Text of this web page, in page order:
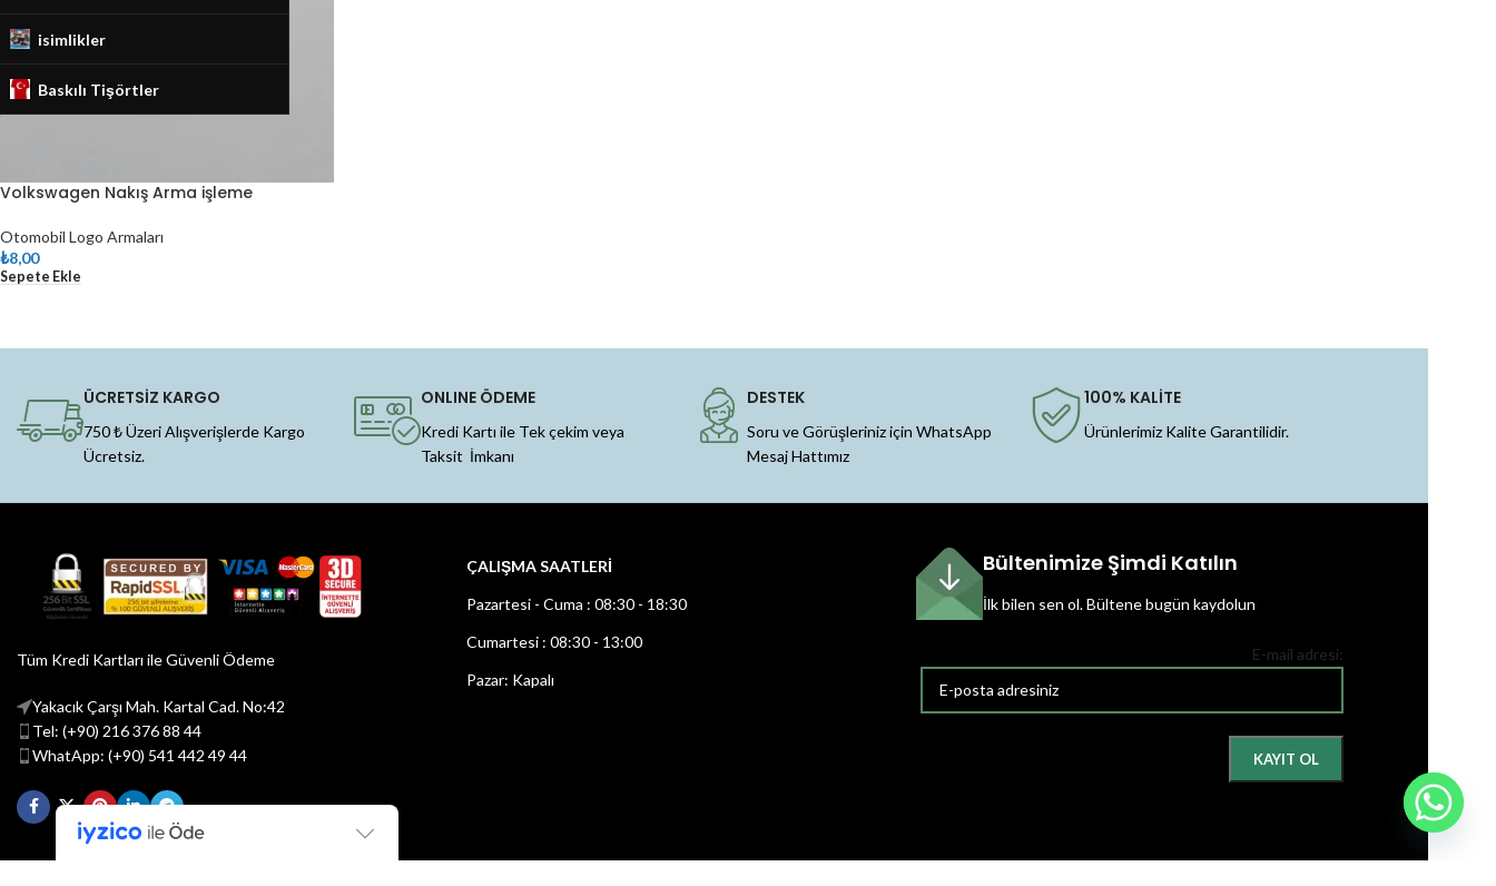
isimlikler
Baskılı Tişörtler
Volkswagen Nakış Arma işleme
Otomobil Logo Armaları
₺8,00
Sepete Ekle
ÜCRETSİZ KARGO
750 ₺ Üzeri Alışverişlerde Kargo
Ücretsiz.
ONLINE ÖDEME
Kredi Kartı ile Tek çekim veya
Taksit İmkanı
DESTEK
Soru ve Görüşleriniz için WhatsApp
Mesaj Hattımız
100% KALİTE
Ürünlerimiz Kalite Garantilidir.
Tüm Kredi Kartları ile Güvenli Ödeme
Yakacık Çarşı Mah. Kartal Cad. No:42
Tel: (+90) 216 376 88 44
WhatApp: (+90) 541 442 49 44
ÇALIŞMA SAATLERİ
Pazartesi - Cuma : 08:30 - 18:30
Cumartesi : 08:30 - 13:00
Pazar: Kapalı
Bültenimize Şimdi Katılın
İlk bilen sen ol.Bültene bugün kaydolun
E-mail adresi: